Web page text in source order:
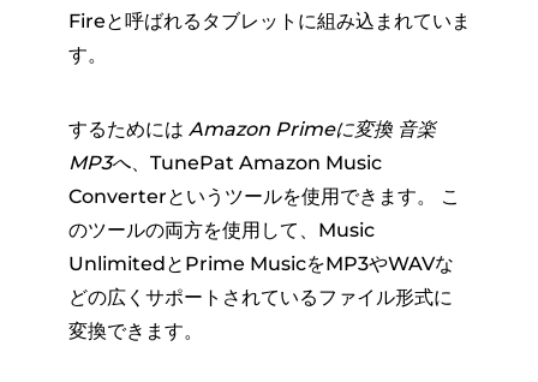
Fireと呼ばれるタブレットに組み込まれていま
す。
するためには Amazon Primeに変換 音楽
MP3へ、TunePat Amazon Music
Converterというツールを使用できます。 こ
のツールの両方を使用して、Music
UnlimitedとPrime MusicをMP3やWAVな
どの広くサポートされているファイル形式に
変換できます。